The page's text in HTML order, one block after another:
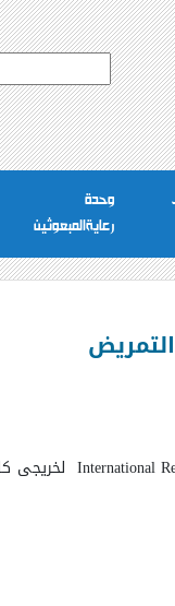
وحدة
رعايةالمبعوثين
International لخريجى